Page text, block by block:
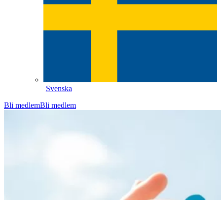
Svenska
Bli medlemBli medlem